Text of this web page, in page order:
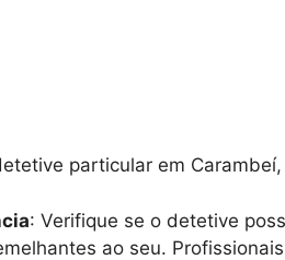
particular em
: Verifique se o detetive
ao seu.